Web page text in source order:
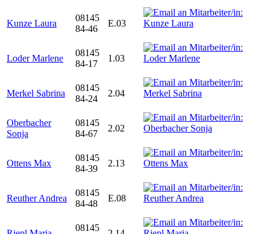
Kunze Laura
08145
84-46
E.03
Loder Marlene
08145
84-17
1.03
Merkel Sabrina
08145
84-24
2.04
Oberbacher
Sonja
08145
84-67
2.02
Ottens Max
08145
84-39
2.13
Reuther Andrea
08145
84-48
E.08
08145